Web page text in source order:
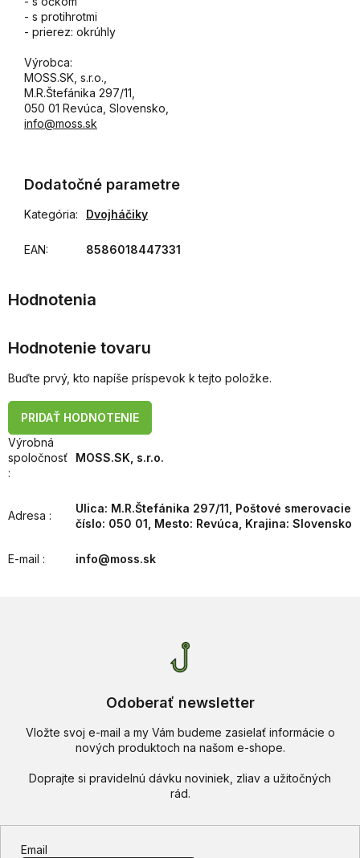
- s protihrotmi
- prierez: okrúhly
Výrobca:
MOSS.SK, s.r.o.,
M.R.Štefánika 297/11,
050 01 Revúca, Slovensko,
info@moss.sk
Dodatočné parametre
Kategória: Dvojháčiky
EAN: 8586018447331
Hodnotenie tovaru
Buďte prvý, kto napíše príspevok k tejto položke.
PRIDAŤ HODNOTENIE
Výrobná
spoločnosť
:
MOSS.SK, s.r.o.
Adresa :
Ulica: M.R.Štefánika 297/11, Poštové smerovacie
číslo: 050 01, Mesto: Revúca, Krajina: Slovensko
E-mail : info@moss.sk
Odoberať newsletter
Vložte svoj e-mail a my Vám budeme zasielať informácie o
nových produktoch na našom e-shope.
Email